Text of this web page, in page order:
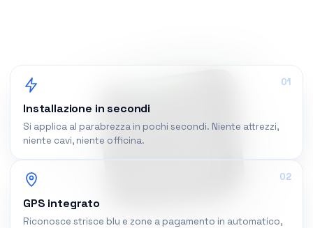
01
Installazione in secondi
Si applica al parabrezza in pochi secondi. Niente attrezzi,
niente cavi, niente officina.
02
GPS integrato
Riconosce strisce blu e zone a pagamento in automatico,